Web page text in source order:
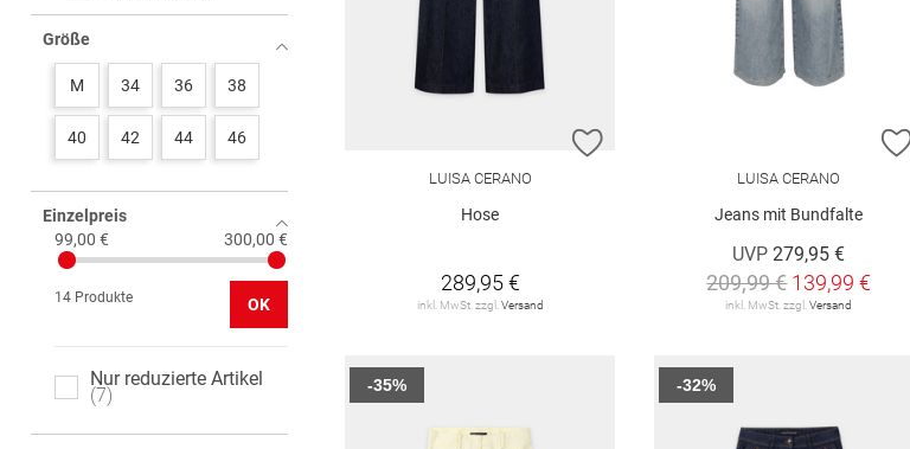
Größe
M 34 36 38
40 42 44 46
Einzelpreis
99,00 €
300,00 €
14 Produkte OK
Nur reduzierte Artikel
7
ZUR WUNSCHLISTE HINZUFÜGEN
LUISA CERANO
Hose
289,95 €
inkl. MwSt. zzgl. Versand
LUISA CERANO
Jeans mit Bundfalte
UVP 279,95 €
209,99 € 139,99 €
inkl. MwSt. zzgl.Versand
-35% -32%